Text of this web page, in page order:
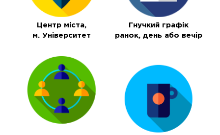
Центр міста,
м. Університет
Гнучкий графік
ранок, день або вечір